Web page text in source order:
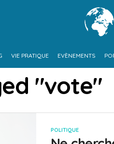
VIE PRATIQUE EVÈNEMENTS
"vote"
POLITIQUE